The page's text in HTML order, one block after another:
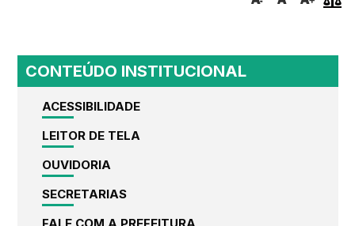
CONTEÚDO INSTITUCIONAL
ACESSIBILIDADE
LEITOR DE TELA
OUVIDORIA
SECRETARIAS